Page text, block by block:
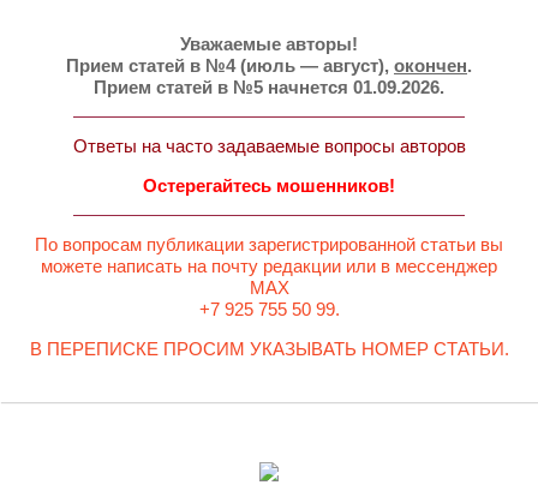
Уважаемые авторы!
Прием статей в №4 (июль — август), окончен.
Прием статей в №5 начнется 01.09.2026.
Ответы на часто задаваемые вопросы авторов
Остерегайтесь мошенников!
По вопросам публикации зарегистрированной статьи вы
можете написать на почту редакции или в мессенджер
MAX
+7 925 755 50 99.
В ПЕРЕПИСКЕ ПРОСИМ УКАЗЫВАТЬ НОМЕР СТАТЬИ.